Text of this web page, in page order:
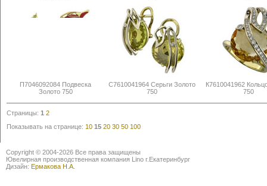
П7046092084 Подвеска
Золото 750
С7610041964 Серьги Золото
750
К7610041962
750
Страницы: 1 2
Показывать на странице: 10 15 20 30 50 100
Copyright © 2004-2026 Все права защищены
Ювелирная производственная компания Lino г.Екатеринбург
Дизайн: Ермакова Н.А.